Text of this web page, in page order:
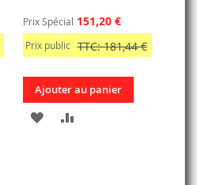
Prix Spécial 151,20 €
Prix public TTC: 181,44 €
Ajouter au panier
AJOUTER